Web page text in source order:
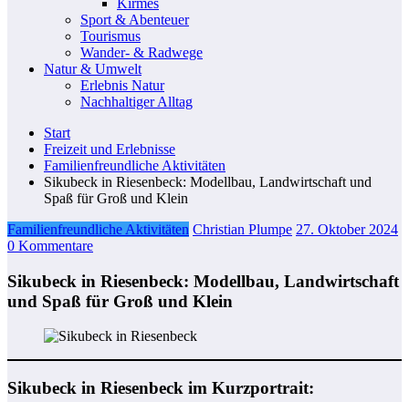
Kirmes
Sport & Abenteuer
Tourismus
Wander- & Radwege
Natur & Umwelt
Erlebnis Natur
Nachhaltiger Alltag
Start
Freizeit und Erlebnisse
Familienfreundliche Aktivitäten
Sikubeck in Riesenbeck: Modellbau, Landwirtschaft und
Spaß für Groß und Klein
Familienfreundliche Aktivitäten Christian Plumpe 27. Oktober 2024
0 Kommentare
Sikubeck in Riesenbeck: Modellbau, Landwirtschaft
und Spaß für Groß und Klein
Sikubeck in Riesenbeck im Kurzportrait: